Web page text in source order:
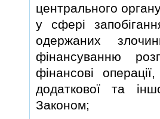
центрального
у сферi
одержаних
фiнансуванню
фiнансовi
додаткової та
Законом;